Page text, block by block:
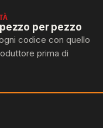
per pezzo
codice con quello
prima di